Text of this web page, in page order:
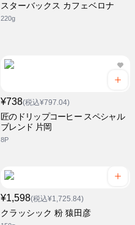
スターバックス カフェベロナ
220g
¥738(税込¥797.04)
匠のドリップコーヒー スペシャル
ブレンド 片岡
8P
¥1,598(税込¥1,725.84)
クラッシック 粉 猿田彦